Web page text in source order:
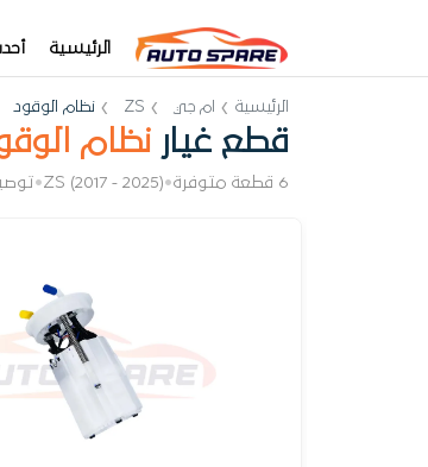
الرئيسية
الرئيسية ام جي ZS نظام الوقود
قطع غيار نظام
6 قطعة متوفرة •
ZS (2017 - 2025)
•